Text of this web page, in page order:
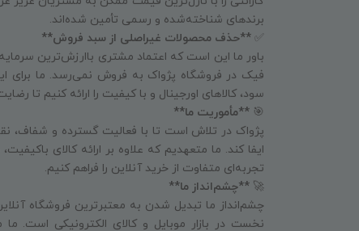
برندهای شناخته‌شده و رسمی تأمین شده‌اند.
✅ **حذف محصولات غیراصلی از سبد فروش**
باور ما این است که اعتماد مشتری باارزش‌ترین
فیک در فروشگاه پژواک به فروش نمی‌رسد. ما برای
سود، کالاهای اورجینال و با کیفیت را ارائه کنیم تا
🎯 **مأموریت ما**
پژواک در تلاش است تا با فعالیت گسترده و شفاف،
ایفا کند. ما متعهدیم که علاوه بر ارائه کالای
تجربه‌ای متفاوت از خرید آنلاین را فراهم کنیم.
🚀 **چشم‌انداز ما**
چشم‌انداز ما تبدیل شدن به معتبرترین فروشگاه
نخست در بازار موبایل و کالای الکترونیکی است. ما